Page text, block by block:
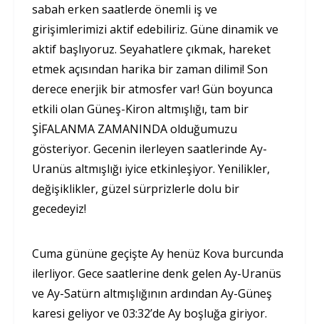
sabah erken saatlerde önemli iş ve
girişimlerimizi aktif edebiliriz. Güne dinamik ve
aktif başlıyoruz. Seyahatlere çıkmak, hareket
etmek açısından harika bir zaman dilimi! Son
derece enerjik bir atmosfer var! Gün boyunca
etkili olan Güneş-Kiron altmışlığı, tam bir
ŞİFALANMA ZAMANINDA olduğumuzu
gösteriyor. Gecenin ilerleyen saatlerinde Ay-
Uranüs altmışlığı iyice etkinleşiyor. Yenilikler,
değişiklikler, güzel sürprizlerle dolu bir
gecedeyiz!
Cuma gününe geçişte Ay henüz Kova burcunda
ilerliyor. Gece saatlerine denk gelen Ay-Uranüs
ve Ay-Satürn altmışlığının ardından Ay-Güneş
karesi geliyor ve 03:32’de Ay boşluğa giriyor.